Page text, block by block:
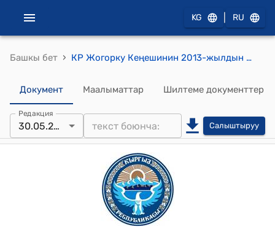
KG RU
Башкы бет › КР Жогорку Кеңешинин 2013-жылдын 30-майындагы № 3111-V "Эркиндигинен ажыратылган жерден А.Батукаевдин бошотулушунун жана анын республиканын чегинен сырткары чыгып кетүүсүнүн шарттарын иликтөө боюнча убактылуу депутаттык комиссиянын ишинин жыйынтыктары жөнүндө" токтому
Документ Маалыматтар Шилтеме документтер
Редакция
30.05.2013 Салыштыруу